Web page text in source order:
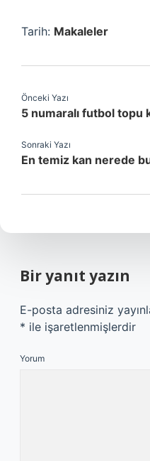
Tarih: Makaleler
Önceki Yazı
5 numaralı futbol topu
Sonraki Yazı
En temiz kan nerede
Bir yanıt yazın
E-posta adresiniz
* ile işaretlenmişlerdir
Yorum